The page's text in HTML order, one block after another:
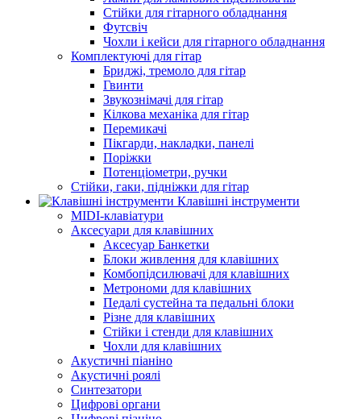
Стійки для гітарного обладнання
Футсвіч
Чохли і кейси для гітарного обладнання
Комплектуючі для гітар
Бриджі, тремоло для гітар
Гвинти
Звукознімачі для гітар
Кілкова механіка для гітар
Перемикачі
Пікгарди, накладки, панелі
Поріжки
Потенціометри, ручки
Стійки, гаки, підніжки для гітар
Клавішні інструменти
MIDI-клавіатури
Аксесуари для клавішних
Аксесуар Банкетки
Блоки живлення для клавішних
Комбопідсилювачі для клавішних
Метрономи для клавішних
Педалі сустейна та педальні блоки
Різне для клавішних
Стійки і стенди для клавішних
Чохли для клавішних
Акустичні піаніно
Акустичні роялі
Синтезатори
Цифрові органи